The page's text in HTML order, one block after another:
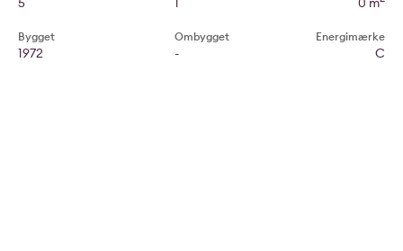
Bygget
1972
Ombygget
-
Energimærke
C